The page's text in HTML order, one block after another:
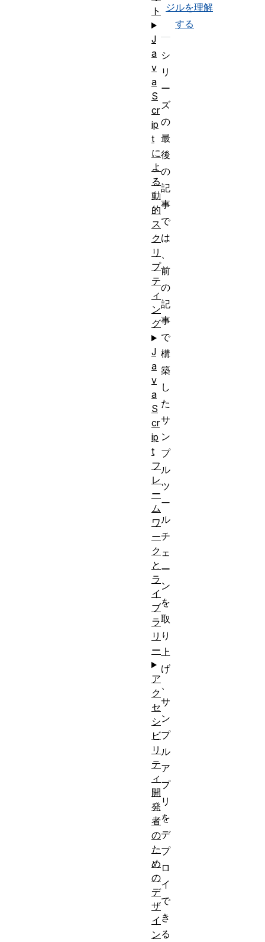
ジルを理解
する
シ
リ
ー
ズ
の
最
後
の
記
事
で
は
前
の
記
事
で
構
築
し
た
サ
ン
プ
ル
ツ
ー
ル
チ
ェ
ー
ン
を
取
り
上
げ
サ
ン
プ
ル
ア
プ
リ
を
デ
プ
ロ
イ
で
き
る
ト
J
a
v
a
S
cr
ip
t
に
よ
る
動
的
ス
ク
リ
プ
テ
ィ
ン
グ
J
a
v
a
S
cr
ip
t
フ
レ
ー
ム
ワ
ー
ク
と
ラ
イ
ブ
ラ
リ
ー
ア
ク
セ
シ
ビ
リ
テ
ィ
開
発
者
の
た
め
の
デ
ザ
イ
ン